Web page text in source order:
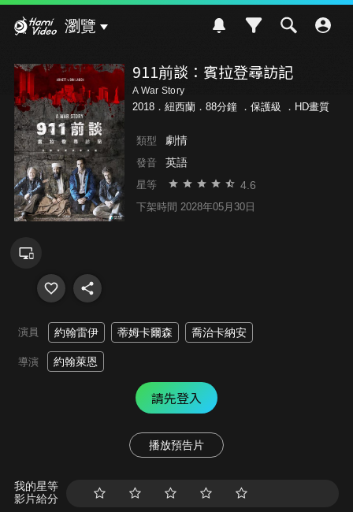
瀏覽
911前談：賓拉登尋訪記
A War Story
2018．紐西蘭．88分鐘 ． 保護級 ．HD畫質
類型 劇情
發音 英語
星等 4.6
下架時間 2028年05月30日
演員 約翰雷伊 蒂姆卡爾森 喬治卡納安
導演 約翰萊恩
請先登入
播放預告片
我的星等
影片給分